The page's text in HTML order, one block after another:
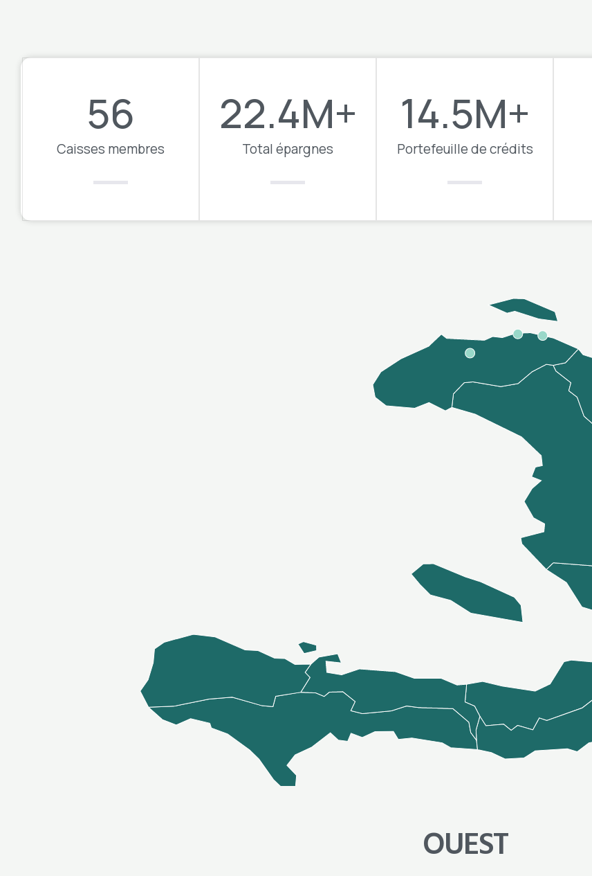
Caisses membres​
56
Total épargnes
22.4M+
Portefeuille de crédits
14.5M+
OUEST